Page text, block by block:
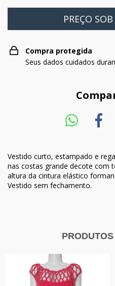
Compra protegida
Seus dados cuidados
Vestido curto, estampado e
nas costas grande decote com
altura da cintura elástico
Vestido sem fechamento.